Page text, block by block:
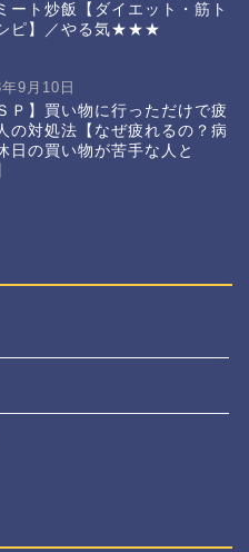
ート炒飯【ダイエット・筋ト
ピ】／やる気★★★
9月10日
Ｐ】買い物に行っただけで疲
の対処法【なぜ疲れるの？病
日の買い物が苦手な人と